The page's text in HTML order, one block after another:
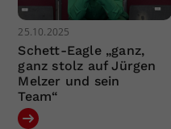
25.10.2025
Schett-Eagle „ganz,
ganz stolz auf Jürgen
Melzer und sein
Team“